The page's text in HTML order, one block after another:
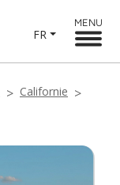
FR
MENU
Californie